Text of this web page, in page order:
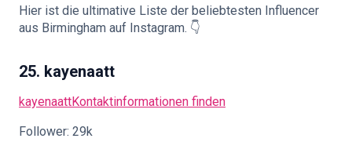
Hier ist die ultimative Liste der beliebtesten Influencer
aus Birmingham auf Instagram. 👇
25. kayenaatt
kayenaattKontaktinformationen finden
Follower: 29k